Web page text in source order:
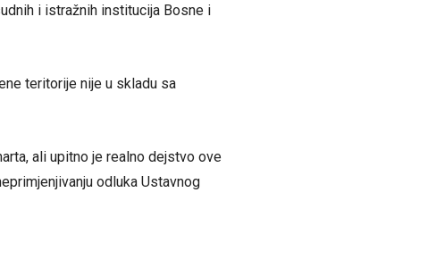
i istražnih institucija Bosne i
teritorije nije u skladu sa
ali upitno je realno dejstvo ove
odluka Ustavnog